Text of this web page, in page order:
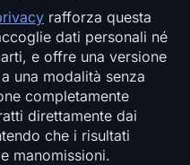
rafforza questa
dati personali né
e offre una versione
una modalità senza
completamente
direttamente dai
che i risultati
manomissioni.